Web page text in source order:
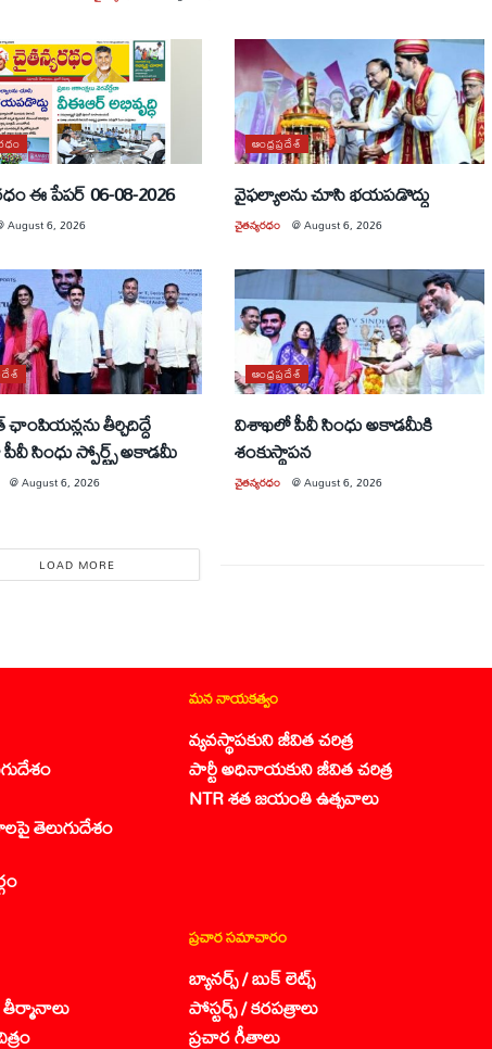
ఈ పేపర్ 06-08-2026
August 6, 2026
ఆంధ్రప్రదేశ్
వైఫల్యాలను చూసి భయపడొద్దు
చైతన్యరధం @August 6, 2026
తీర్చిదిద్దే
సింధు స్పోర్ట్స్ అకాడమీ
@August 6, 2026
ఆంధ్రప్రదేశ్
విశాఖలో పీవీ సింధు అకాడమీకి
శంకుస్థాపన
చైతన్యరధం @August 6, 2026
LOAD MORE
తెలుగుదేశం
మన నాయకత్వం
వ్యవస్థాపకుని జీవిత చరిత్ర
పార్టీ అధినాయకుని జీవిత చరిత్ర
NTR శత జయంతి ఉత్సవాలు
ప్రచార సమాచారం
బ్యానర్స్ / బుక్ లెట్స్
పోస్టర్స్ / కరపత్రాలు
ప్రచార గీతాలు